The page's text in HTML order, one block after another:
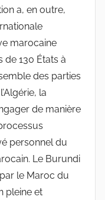
a, en outre,
marocaine
de 130 États à
des parties
la
de manière
personnel du
Le Burundi
le Maroc du
pleine et